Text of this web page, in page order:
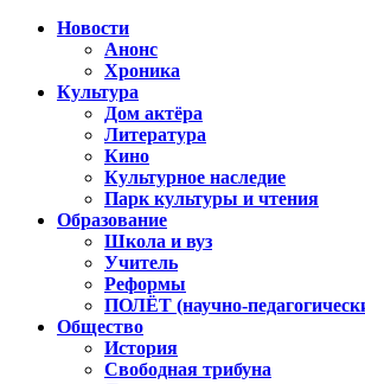
Новости
Анонс
Хроника
Культура
Дом актёра
Литература
Кино
Культурное наследие
Парк культуры и чтения
Образование
Школа и вуз
Учитель
Реформы
ПОЛЁТ (научно-
Общество
История
Свободная трибуна